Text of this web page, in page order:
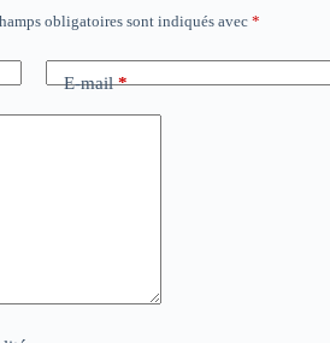
obligatoires sont indiqués avec *
E-mail*